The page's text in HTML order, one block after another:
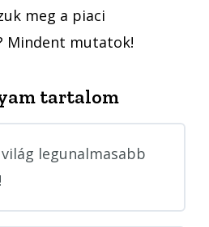
meg a piaci
Mindent mutatok!
tartalom
világ legunalmasabb